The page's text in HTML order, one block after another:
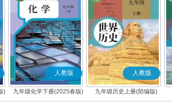
)
人教版
九年级化学下册(2025春版)
人教版
九年级历史上册(部编版)